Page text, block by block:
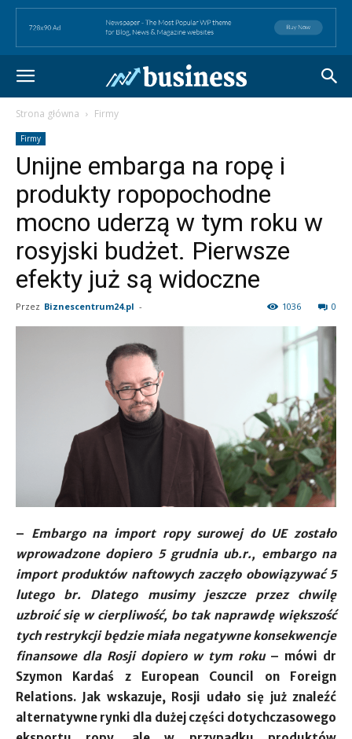
Strona główna Firmy
Firmy
Unijne embarga na ropę i
produkty ropopochodne
mocno uderzą w tym roku w
rosyjski budżet. Pierwsze
efekty już są widoczne
Przez Biznescentrum24.pl - 0
1036
– Embargo na import ropy surowej do UE zostało
wprowadzone dopiero 5 grudnia ub.r., embargo na
import produktów naftowych zaczęło obowiązywać 5
lutego br. Dlatego musimy jeszcze przez chwilę
uzbroić się w cierpliwość, bo tak naprawdę większość
tych restrykcji będzie miała negatywne konsekwencje
finansowe dla Rosji dopiero w tym roku – mówi dr
Szymon Kardaś z European Council on Foreign
Relations. Jak wskazuje, Rosji udało się już znaleźć
alternatywne rynki dla dużej części dotychczasowego